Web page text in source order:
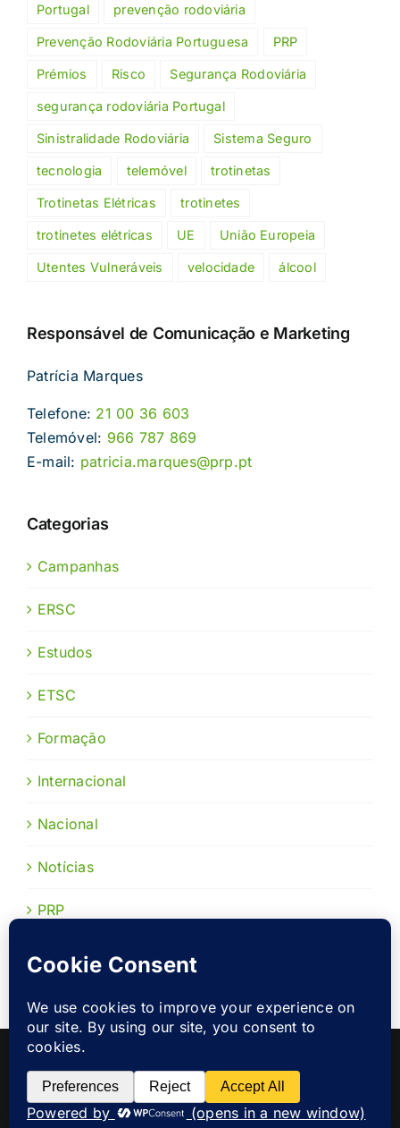
Portugal prevenção rodoviária
Prevenção Rodoviária Portuguesa PRP
Prémios Risco Segurança Rodoviária
segurança rodoviária Portugal
Sinistralidade Rodoviária Sistema Seguro
tecnologia telemóvel trotinetas
Trotinetas Elétricas trotinetes
trotinetes elétricas UE União Europeia
Utentes Vulneráveis velocidade álcool
Responsável de Comunicação e Marketing
Patrícia Marques
Telefone: 21 00 36 603
Telemóvel: 966 787 869
E-mail: patricia.marques@prp.pt
Categorias
Campanhas
ERSC
Estudos
ETSC
Formação
Internacional
Nacional
Notícias
PRP
Publicações
Copyright 2022 |
de Privacidade
FacebookInstagram